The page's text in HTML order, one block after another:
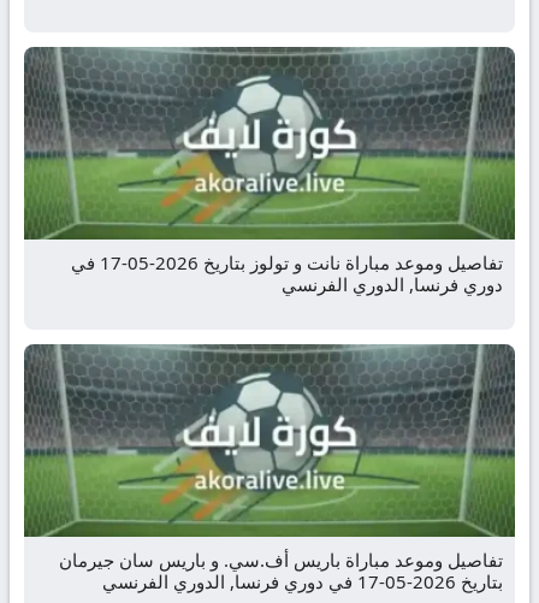
تفاصيل وموعد مباراة نانت و تولوز بتاريخ 2026-05-17 في
دوري فرنسا, الدوري الفرنسي
تفاصيل وموعد مباراة باريس أف.سي. و باريس سان جيرمان
بتاريخ 2026-05-17 في دوري فرنسا, الدوري الفرنسي